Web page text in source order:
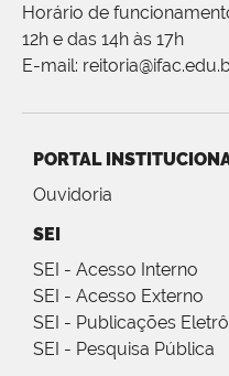
Horário de
12h e das 14h às 17h
E-mail:
PORTAL
Ouvidoria
SEI
SEI - Acesso Interno
SEI - Acesso Externo
SEI - Publicações
SEI - Pesquisa Pública